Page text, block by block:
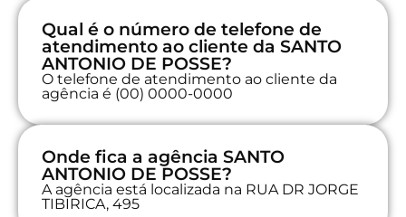
Qual é o número de telefone de
atendimento ao cliente da SANTO
ANTONIO DE POSSE?
O telefone de atendimento ao cliente da
agência é (00) 0000-0000
Onde fica a agência SANTO
ANTONIO DE POSSE?
A agência está localizada na RUA DR JORGE
TIBIRICA, 495